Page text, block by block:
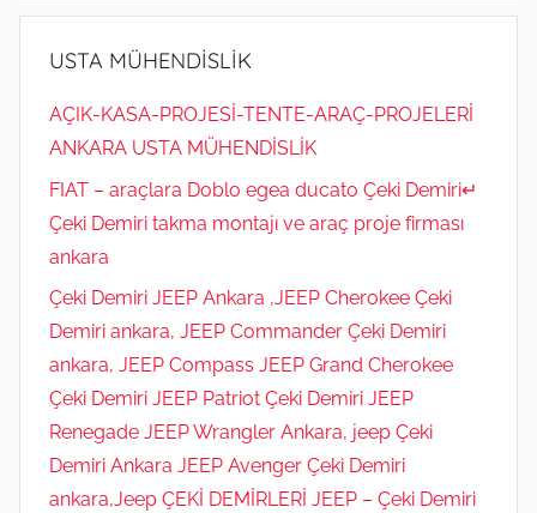
05323118894
USTA MÜHENDİSLİK
AÇIK-KASA-PROJESİ-TENTE-ARAÇ-PROJELERİ
ANKARA USTA MÜHENDİSLİK
FIAT – araçlara Doblo egea ducato Çeki Demiri↵
Çeki Demiri takma montajı ve araç proje firması
ankara
Çeki Demiri JEEP Ankara ,JEEP Cherokee Çeki
Demiri ankara, JEEP Commander Çeki Demiri
ankara, JEEP Compass JEEP Grand Cherokee
Çeki Demiri JEEP Patriot Çeki Demiri JEEP
Renegade JEEP Wrangler Ankara, jeep Çeki
Demiri Ankara JEEP Avenger Çeki Demiri
ankara,Jeep ÇEKİ DEMİRLERİ JEEP – Çeki Demiri